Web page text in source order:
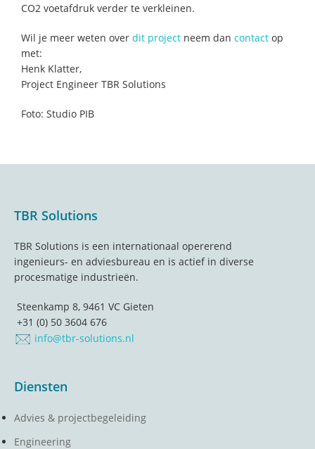
CO2 voetafdruk verder te verkleinen.
Wil je meer weten over dit project neem dan contact op
met:
Henk Klatter,
Project Engineer TBR Solutions
Foto: Studio PIB
Footer
TBR Solutions
TBR Solutions is een internationaal opererend
ingenieurs- en adviesbureau en is actief in diverse
procesmatige industrieën.
Steenkamp 8, 9461 VC Gieten
+31 (0) 50 3604 676
info@tbr-solutions.nl
Diensten
Advies & projectbegeleiding
Engineering